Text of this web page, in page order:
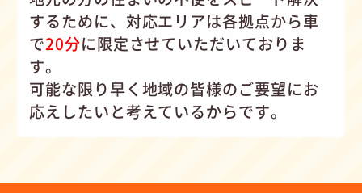
するために、対応エリアは各拠点から車
で20分に限定させていただいておりま
す。
可能な限り早く地域の皆様のご要望にお
応えしたいと考えているからです。